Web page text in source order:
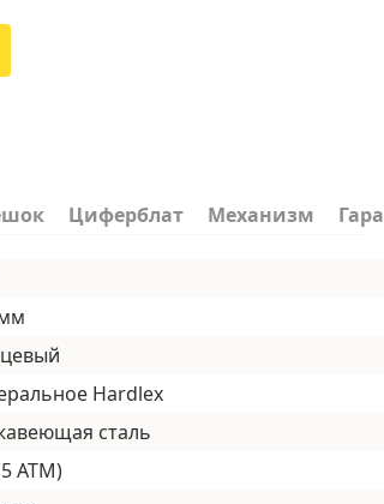
Циферблат Механизм
Hardlex
сталь
АТМ)